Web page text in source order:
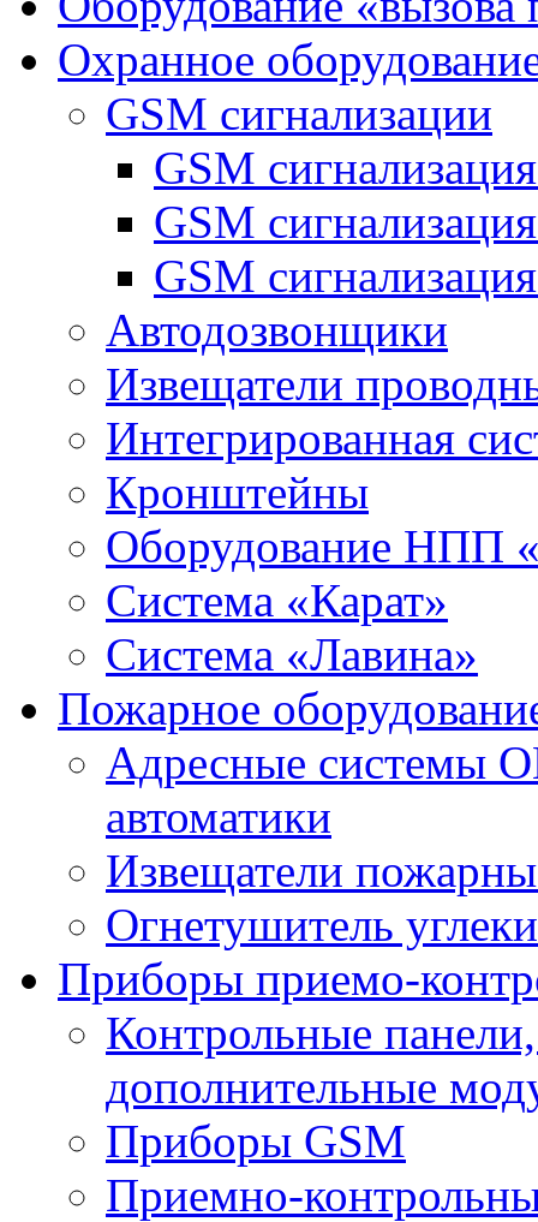
Охранное
GSM сигнализации
GSM
GSM
GSM
Автодозвонщики
Извещатели
Интегрированная
Кронштейны
Оборудование НПП
Система «Карат»
Система «Лавина»
Пожарное
Адресные системы
автоматики
Извещатели
Огнетушитель
Приборы приемо-
Контрольные
дополнительные
Приборы GSM
Приемно-